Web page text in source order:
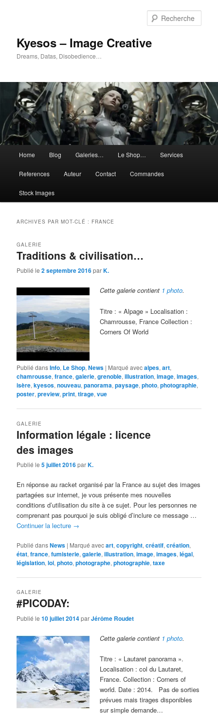
Kyesos – Image Creative
Dreams, Datas, Disobedience…
principal
Home Blog Galeries… Le Shop… Services
References Auteur Contact Commandes
Stock Images
ARCHIVES PAR MOT-CLÉ : FRANCE
Traditions & civilisation…
GALERIE
Publié le2 septembre 2016parK.
Cette galerie contient 1 photo.
Titre : « Alpage » Localisation :
Chamrousse, France Collection :
Corners Of World
Publié dansInfo, Le Shop,News | Marqué avecalpes,art,
chamrousse,france,galerie,grenoble,illustration,image,images,
isère,kyesos,nouveau,panorama,paysage,photo,photographie,
poster,preview,print,tirage,vue
Information légale : licence
des images
GALERIE
Publié le5 juillet 2016parK.
En réponse au racket organisé par la France au sujet des images
partagées sur internet, je vous présente mes nouvelles
conditions d’utilisation du site à ce sujet. Pour les personnes ne
comprenant pas pourquoi je suis obligé d’inclure ce message …
Continuer la lecture →
Publié dansNews | Marqué avecart,copyright,créatif,création,
état,france,fumisterie,galerie,illustration,image,images,légal,
législation,loi,photo,photographe,photographie,taxe
#PICODAY:
GALERIE
Publié le10 juillet 2014parJérôme Roudet
Cette galerie contient 1 photo.
Titre : « Lautaret panorama ».
Localisation : col du Lautaret,
France. Collection : Corners of
world. Date : 2014. Pas de sorties
prévues mais tirages disponibles
sur simple demande…